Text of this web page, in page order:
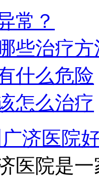
常？
些治疗方
什么危险
怎么治疗
济医院
院是一